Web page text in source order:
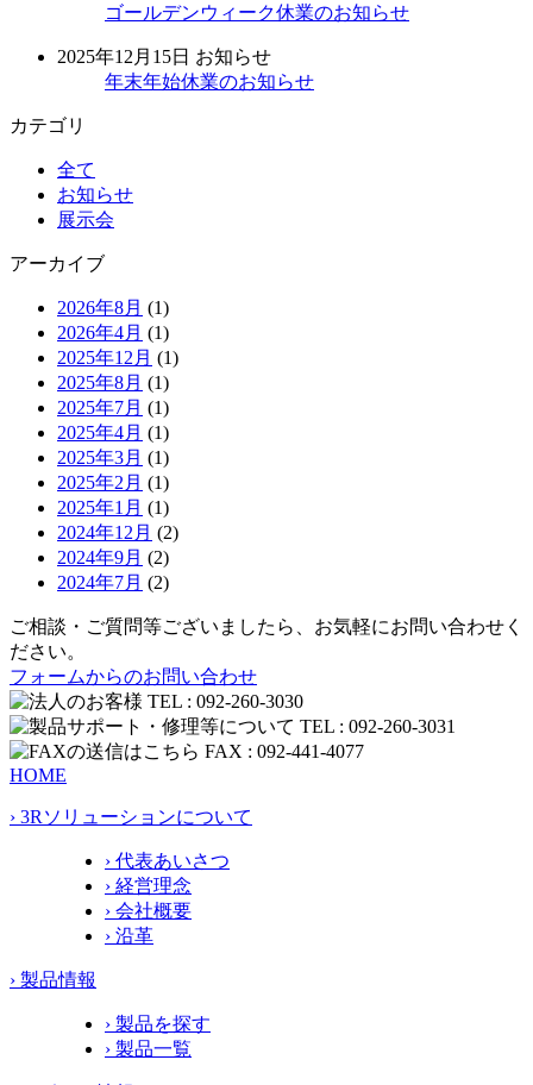
ゴールデンウィーク休業のお知らせ
2025年12月15日 お知らせ
年末年始休業のお知らせ
カテゴリ
全て
お知らせ
展示会
アーカイブ
2026年8月 (1)
2026年4月 (1)
2025年12月 (1)
2025年8月 (1)
2025年7月 (1)
2025年4月 (1)
2025年3月 (1)
2025年2月 (1)
2025年1月 (1)
2024年12月 (2)
2024年9月 (2)
2024年7月 (2)
ご相談・ご質問等ございましたら、お気軽にお問い合わせく
ださい。
フォームからのお問い合わせ
HOME
› 3Rソリューションについて
› 代表あいさつ
› 経営理念
› 会社概要
› 沿革
› 製品情報
› 製品を探す
› 製品一覧